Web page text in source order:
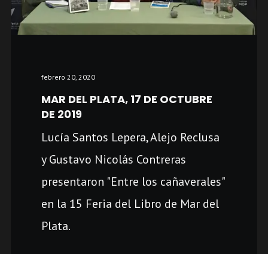
febrero 20, 2020
MAR DEL PLATA, 17 DE OCTUBRE
DE 2019
Lucía Santos Lepera, Alejo Reclusa
y Gustavo Nicolás Contreras
presentaron "Entre los cañaverales"
en la 15 Feria del Libro de Mar del
Plata.